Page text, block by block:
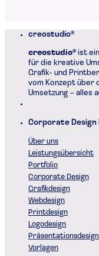
creostudio®
creostudio® ist
für die kreative
Grafik- und
vom Konzept über
Umsetzung – alles
Corporate Design
Über uns
Leistungsübersicht
Portfolio
Corporate Design
Grafikdesign
Webdesign
Printdesign
Logodesign
Präsentationsdesign
Vorlagen